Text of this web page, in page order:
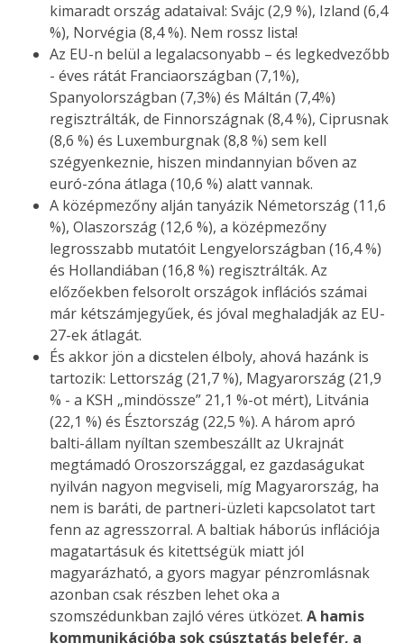
kimaradt ország adataival: Svájc (2,9 %), Izland (6,4
%), Norvégia (8,4 %). Nem rossz lista!
Az EU-n belül a legalacsonyabb – és legkedvezőbb
- éves rátát Franciaországban (7,1%),
Spanyolországban (7,3%) és Máltán (7,4%)
regisztrálták, de Finnországnak (8,4 %), Ciprusnak
(8,6 %) és Luxemburgnak (8,8 %) sem kell
szégyenkeznie, hiszen mindannyian bőven az
euró-zóna átlaga (10,6 %) alatt vannak.
A középmezőny alján tanyázik Németország (11,6
%), Olaszország (12,6 %), a középmezőny
legrosszabb mutatóit Lengyelországban (16,4 %)
és Hollandiában (16,8 %) regisztrálták. Az
előzőekben felsorolt országok inflációs számai
már kétszámjegyűek, és jóval meghaladják az EU-
27-ek átlagát.
És akkor jön a dicstelen élboly, ahová hazánk is
tartozik: Lettország (21,7 %), Magyarország (21,9
% - a KSH „mindössze” 21,1 %-ot mért), Litvánia
(22,1 %) és Észtország (22,5 %). A három apró
balti-állam nyíltan szembeszállt az Ukrajnát
megtámadó Oroszországgal, ez gazdaságukat
nyilván nagyon megviseli, míg Magyarország, ha
nem is baráti, de partneri-üzleti kapcsolatot tart
fenn az agresszorral. A baltiak háborús inflációja
magatartásuk és kitettségük miatt jól
magyarázható, a gyors magyar pénzromlásnak
azonban csak részben lehet oka a
szomszédunkban zajló véres ütközet. A hamis
kommunikációba sok csúsztatás belefér, a